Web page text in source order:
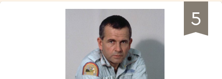
5